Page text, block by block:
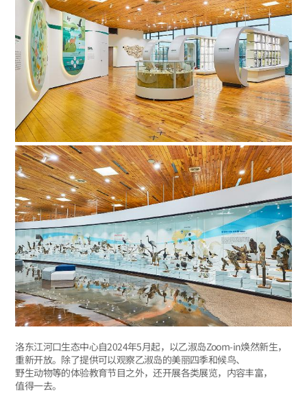
洛东江河口生态中心自2024年5月起，以乙淑岛Zoom-in焕然新生，
重新开放。除了提供可以观察乙淑岛的美丽四季和候鸟、
野生动物等的体验教育节目之外，还开展各类展览，内容丰富，
值得一去。